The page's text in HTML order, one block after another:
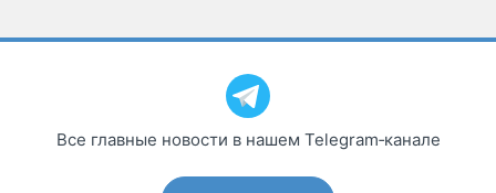
Все главные новости в нашем Telegram‑канале